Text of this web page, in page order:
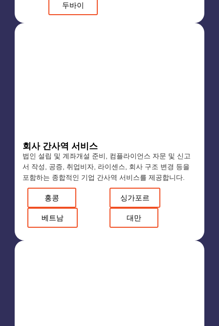
두바이
회사 간사역 서비스
법인 설립 및 계좌개설 준비, 컴플라이언스 자문 및 신고
서 작성, 공증, 취업비자, 라이센스, 회사 구조 변경 등을
포함하는 종합적인 기업 간사역 서비스를 제공합니다.
홍콩 싱가포르
베트남 대만